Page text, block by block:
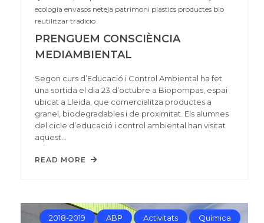
ecologia envasos neteja patrimoni plastics productes bio
reutilitzar tradicio
PRENGUEM CONSCIÈNCIA
MEDIAMBIENTAL
Segon curs d’Educació i Control Ambiental ha fet
una sortida el dia 23 d’octubre a Biopompas, espai
ubicat a Lleida, que comercialitza productes a
granel, biodegradables i de proximitat. Els alumnes
del cicle d’educació i control ambiental han visitat
aquest…
READ MORE
2018-2019 ABP Activitats Química